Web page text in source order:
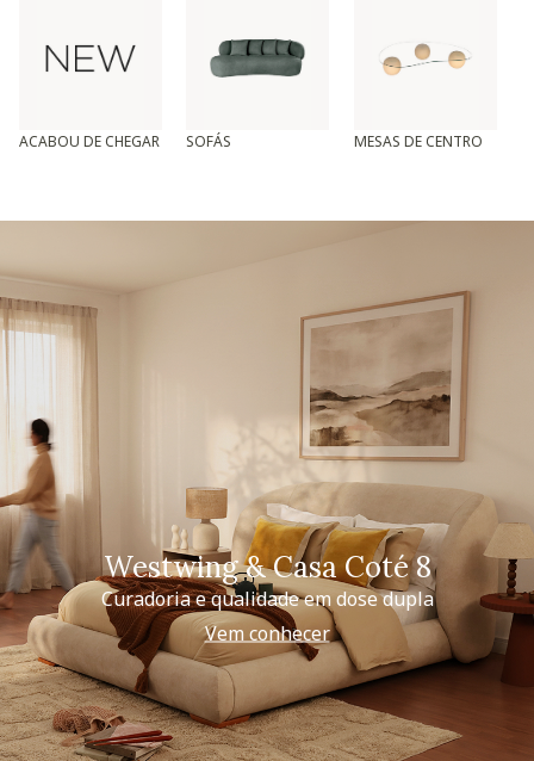
ACABOU DE CHEGAR SOFÁS MESAS DE CENTRO
Westwing & Casa Coté 8
Curadoria e qualidade em dose dupla
Vem conhecer